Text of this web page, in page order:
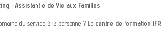
: Assistant·e de Vie aux Familles
du service à la personne ? Le centre de formation IFR